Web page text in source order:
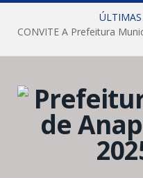
ÚLTIMAS